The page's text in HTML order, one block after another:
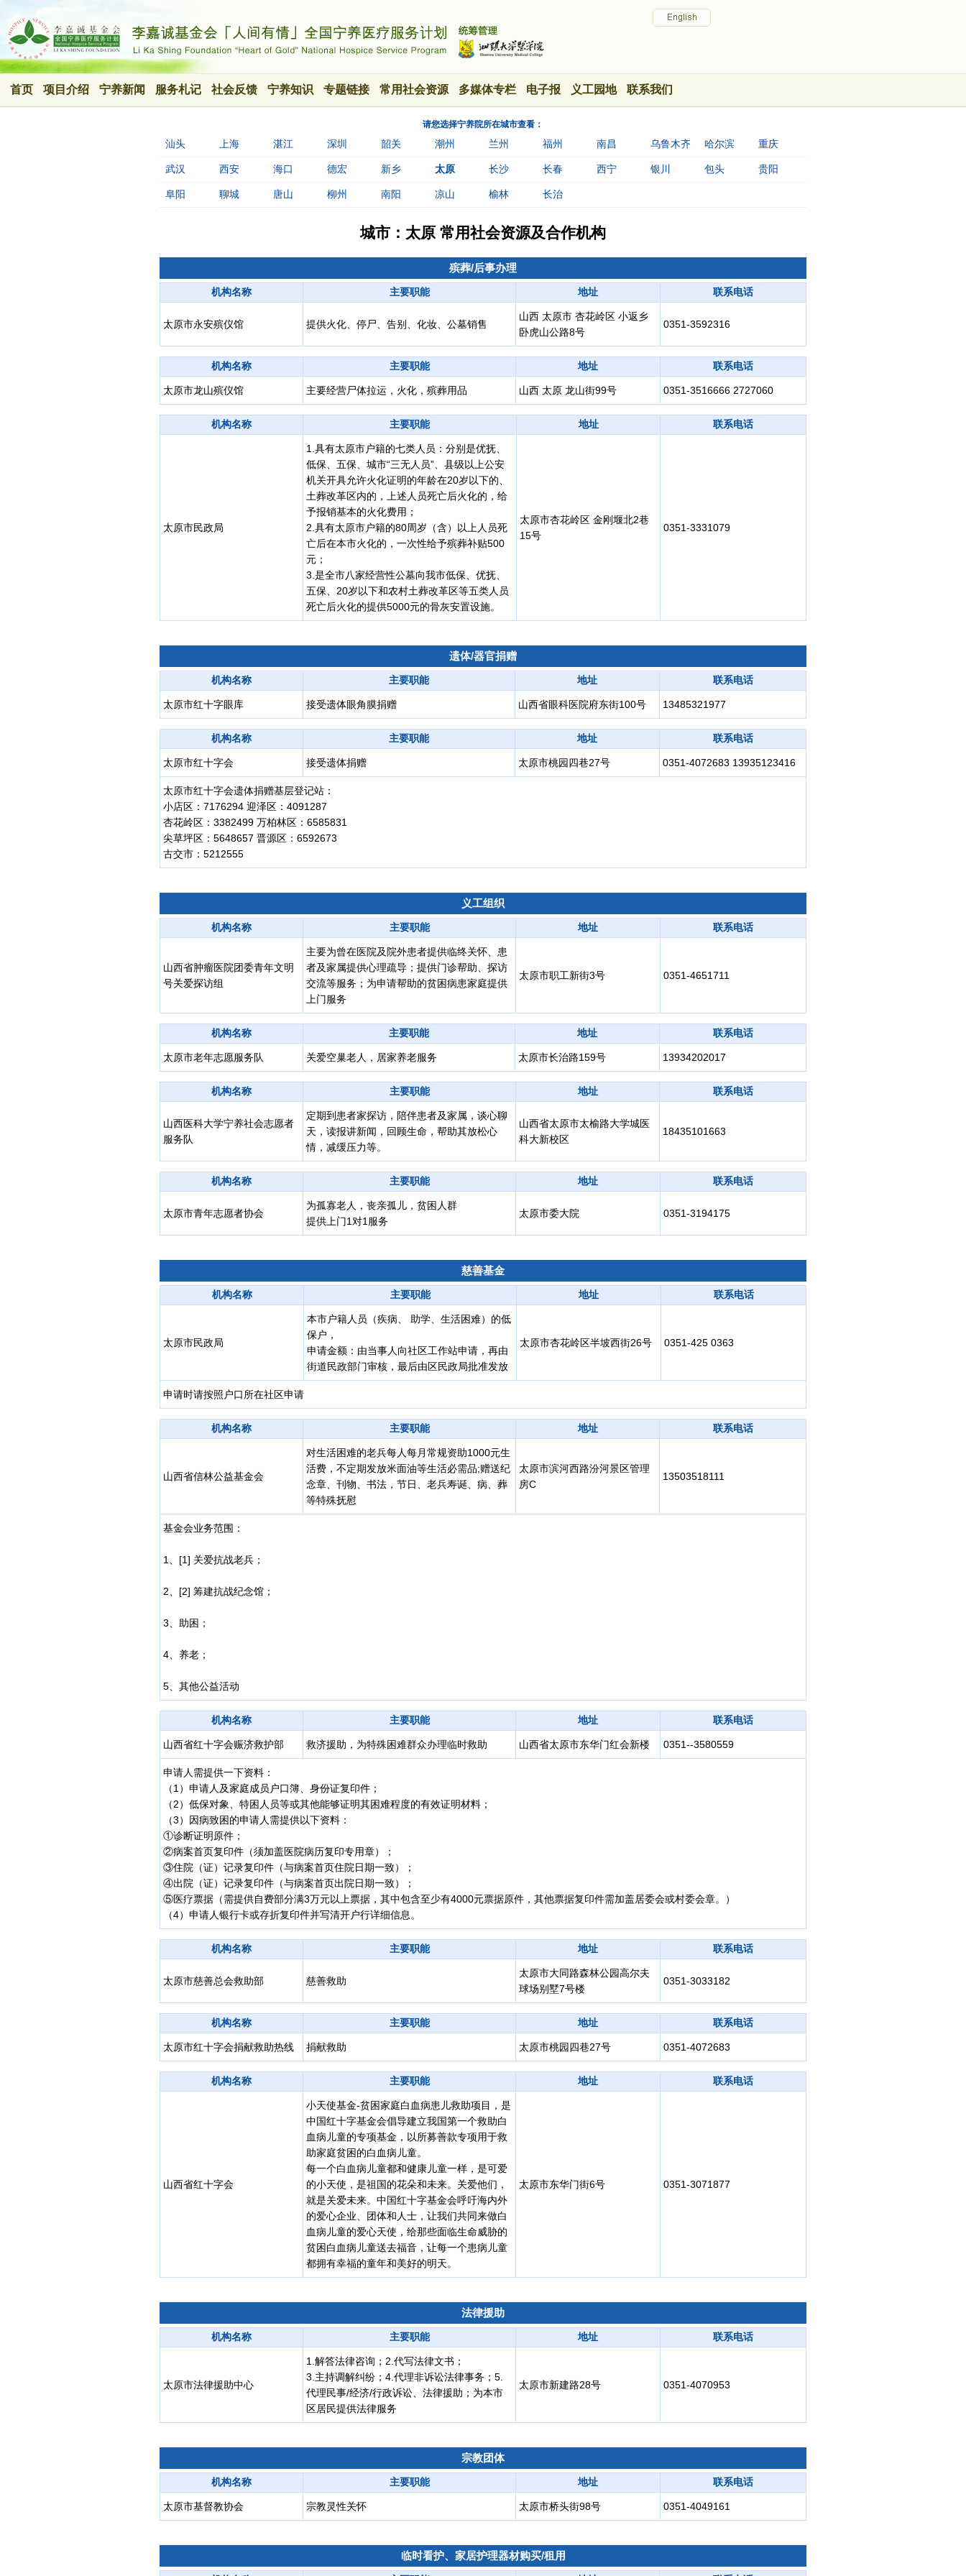
首页 项目介绍 宁养新闻 服务札记 社会反馈 宁养知识 专题链接 常用社会资源 多媒体专栏 电子报 义工园地 联系我们
请您选择宁养院所在城市查看：
汕头 上海 湛江 深圳 韶关 潮州 兰州 福州 南昌 乌鲁木齐 哈尔滨 重庆
武汉 西安 海口 德宏 新乡 太原 长沙 长春 西宁 银川 包头 贵阳
阜阳 聊城 唐山 柳州 南阳 凉山 榆林 长治
城市： 太原 常用社会资源及合作机构
殡葬/后事办理
机构名称 主要职能 地址 联系电话
太原市永安殡仪馆 提供火化、停尸、告别、化妆、公墓销售
山西 太原市 杏花岭区 小返乡
卧虎山公路8号
0351-3592316
机构名称 主要职能 地址 联系电话
太原市龙山殡仪馆 主要经营尸体拉运，火化，殡葬用品 山西 太原 龙山街99号 0351-3516666 2727060
机构名称 主要职能 地址 联系电话
太原市民政局
1.具有太原市户籍的七类人员：分别是优抚、
低保、五保、城市“三无人员”、县级以上公安
机关开具允许火化证明的年龄在20岁以下的、
土葬改革区内的，上述人员死亡后火化的，给
予报销基本的火化费用；
2.具有太原市户籍的80周岁（含）以上人员死
亡后在本市火化的，一次性给予殡葬补贴500
元；
3.是全市八家经营性公墓向我市低保、优抚、
五保、20岁以下和农村土葬改革区等五类人员
死亡后火化的提供5000元的骨灰安置设施。
太原市杏花岭区 金刚堰北2巷
15号
0351-3331079
遗体/器官捐赠
机构名称 主要职能 地址 联系电话
太原市红十字眼库 接受遗体眼角膜捐赠 山西省眼科医院府东街100号 13485321977
机构名称 主要职能 地址 联系电话
太原市红十字会 接受遗体捐赠 太原市桃园四巷27号 0351-4072683 13935123416
太原市红十字会遗体捐赠基层登记站：
小店区：7176294 迎泽区：4091287
杏花岭区：3382499 万柏林区：6585831
尖草坪区：5648657 晋源区：6592673
古交市：5212555
义工组织
机构名称 主要职能 地址 联系电话
山西省肿瘤医院团委青年文明
号关爱探访组
主要为曾在医院及院外患者提供临终关怀、患
者及家属提供心理疏导；提供门诊帮助、探访
交流等服务；为申请帮助的贫困病患家庭提供
上门服务
太原市职工新街3号 0351-4651711
机构名称 主要职能 地址 联系电话
太原市老年志愿服务队 关爱空巢老人，居家养老服务 太原市长治路159号 13934202017
机构名称 主要职能 地址 联系电话
山西医科大学宁养社会志愿者
服务队
定期到患者家探访，陪伴患者及家属，谈心聊
天，读报讲新闻，回顾生命，帮助其放松心
情，减缓压力等。
山西省太原市太榆路大学城医
科大新校区
18435101663
机构名称 主要职能 地址 联系电话
太原市青年志愿者协会
为孤寡老人，丧亲孤儿，贫困人群
提供上门1对1服务
太原市委大院 0351-3194175
慈善基金
机构名称 主要职能 地址 联系电话
太原市民政局
本市户籍人员（疾病、 助学、生活困难）的低
保户，
申请金额：由当事人向社区工作站申请，再由
街道民政部门审核，最后由区民政局批准发放
太原市杏花岭区半坡西街26号 0351-425 0363
申请时请按照户口所在社区申请
机构名称 主要职能 地址 联系电话
山西省信林公益基金会
对生活困难的老兵每人每月常规资助1000元生
活费，不定期发放米面油等生活必需品;赠送纪
念章、刊物、书法，节日、老兵寿诞、病、葬
等特殊抚慰
太原市滨河西路汾河景区管理
房C
13503518111
基金会业务范围：
1、[1] 关爱抗战老兵；
2、[2] 筹建抗战纪念馆；
3、助困；
4、养老；
5、其他公益活动
机构名称 主要职能 地址 联系电话
山西省红十字会赈济救护部 救济援助，为特殊困难群众办理临时救助 山西省太原市东华门红会新楼 0351--3580559
申请人需提供一下资料：
（1）申请人及家庭成员户口簿、身份证复印件；
（2）低保对象、特困人员等或其他能够证明其困难程度的有效证明材料；
（3）因病致困的申请人需提供以下资料：
①诊断证明原件；
②病案首页复印件（须加盖医院病历复印专用章）；
③住院（证）记录复印件（与病案首页住院日期一致）；
④出院（证）记录复印件（与病案首页出院日期一致）；
⑤医疗票据（需提供自费部分满3万元以上票据，其中包含至少有4000元票据原件，其他票据复印件需加盖居委会或村委会章。）
（4）申请人银行卡或存折复印件并写清开户行详细信息。
机构名称 主要职能 地址 联系电话
太原市慈善总会救助部 慈善救助
太原市大同路森林公园高尔夫
球场别墅7号楼
0351-3033182
机构名称 主要职能 地址 联系电话
太原市红十字会捐献救助热线 捐献救助 太原市桃园四巷27号 0351-4072683
机构名称 主要职能 地址 联系电话
山西省红十字会
小天使基金-贫困家庭白血病患儿救助项目，是
中国红十字基金会倡导建立我国第一个救助白
血病儿童的专项基金，以所募善款专项用于救
助家庭贫困的白血病儿童。
每一个白血病儿童都和健康儿童一样，是可爱
的小天使，是祖国的花朵和未来。关爱他们，
就是关爱未来。中国红十字基金会呼吁海内外
的爱心企业、团体和人士，让我们共同来做白
血病儿童的爱心天使，给那些面临生命威胁的
贫困白血病儿童送去福音，让每一个患病儿童
都拥有幸福的童年和美好的明天。
太原市东华门街6号 0351-3071877
法律援助
机构名称 主要职能 地址 联系电话
太原市法律援助中心
1.解答法律咨询；2.代写法律文书；
3.主持调解纠纷；4.代理非诉讼法律事务；5.
代理民事/经济/行政诉讼、法律援助；为本市
区居民提供法律服务
太原市新建路28号 0351-4070953
宗教团体
机构名称 主要职能 地址 联系电话
太原市基督教协会 宗教灵性关怀 太原市桥头街98号 0351-4049161
临时看护、家居护理器材购买/租用